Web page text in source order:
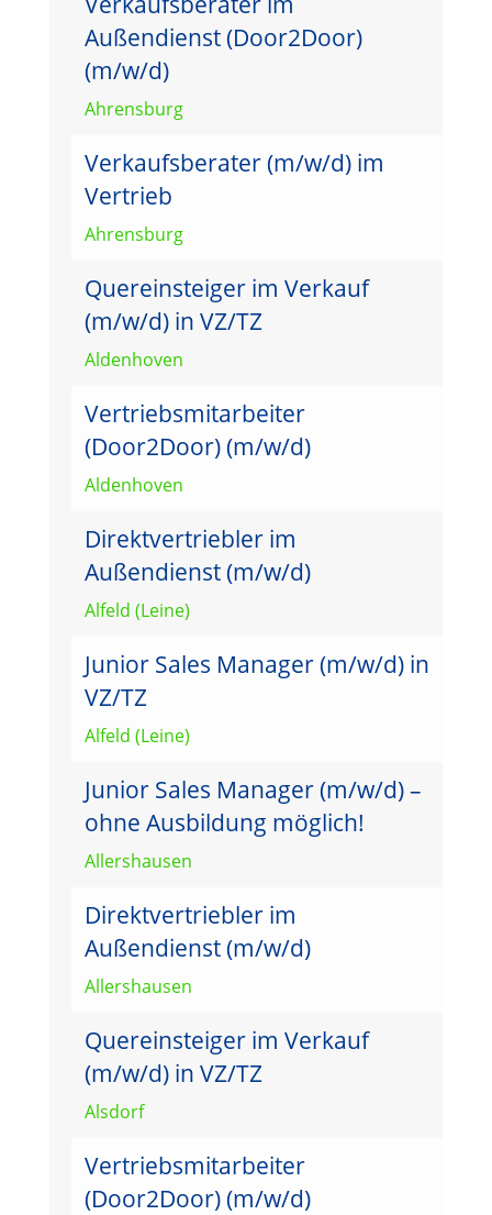
Außendienst (Door2Door)
(m/w/d)
Ahrensburg
Verkaufsberater (m/w/d) im
Vertrieb
Ahrensburg
Quereinsteiger im Verkauf
(m/w/d) in VZ/TZ
Aldenhoven
Vertriebsmitarbeiter
(Door2Door) (m/w/d)
Aldenhoven
Direktvertriebler im
Außendienst (m/w/d)
Alfeld (Leine)
Junior Sales Manager (m/w/d) in
VZ/TZ
Alfeld (Leine)
Junior Sales Manager (m/w/d) –
ohne Ausbildung möglich!
Allershausen
Direktvertriebler im
Außendienst (m/w/d)
Allershausen
Quereinsteiger im Verkauf
(m/w/d) in VZ/TZ
Alsdorf
Vertriebsmitarbeiter
(Door2Door) (m/w/d)